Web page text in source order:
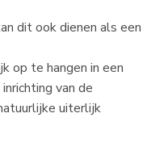
dit ook dienen als een
op te hangen in een
van de
uiterlijk